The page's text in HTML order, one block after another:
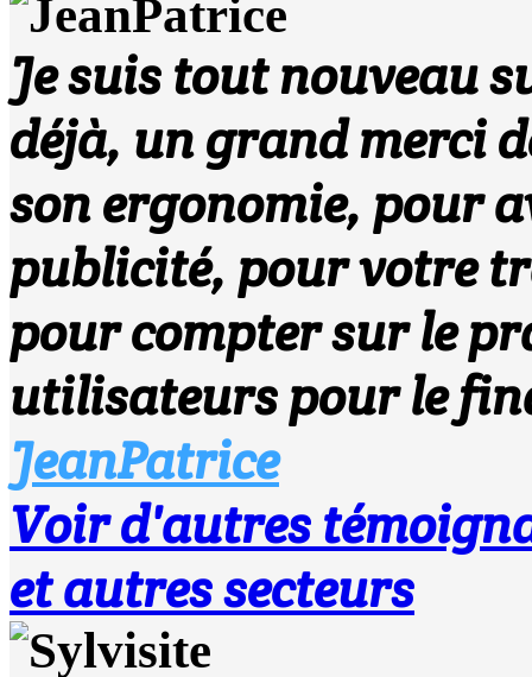
Je suis tout nouveau
déjà, un grand merci
son ergonomie, pour
publicité, pour votre
pour compter sur le
utilisateurs pour le
JeanPatrice
Voir d'autres
et autres secteurs